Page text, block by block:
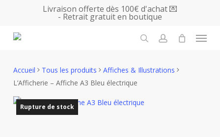
main
Livraison offerte dès 100€ d'achat 💌
- Retrait gratuit en boutique
Menu
Accueil Tous les produits
Affiches & Illustrations
L’Afficherie – Affiche A3 Bleu électrique
Rupture de stock